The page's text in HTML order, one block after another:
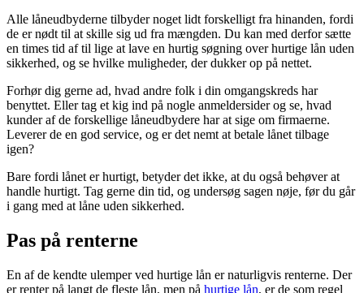
Alle låneudbyderne tilbyder noget lidt forskelligt fra hinanden, fordi
de er nødt til at skille sig ud fra mængden. Du kan med derfor sætte
en times tid af til lige at lave en hurtig søgning over hurtige lån uden
sikkerhed, og se hvilke muligheder, der dukker op på nettet.
Forhør dig gerne ad, hvad andre folk i din omgangskreds har
benyttet. Eller tag et kig ind på nogle anmeldersider og se, hvad
kunder af de forskellige låneudbydere har at sige om firmaerne.
Leverer de en god service, og er det nemt at betale lånet tilbage
igen?
Bare fordi lånet er hurtigt, betyder det ikke, at du også behøver at
handle hurtigt. Tag gerne din tid, og undersøg sagen nøje, før du går
i gang med at låne uden sikkerhed.
Pas på renterne
En af de kendte ulemper ved hurtige lån er naturligvis renterne. Der
er renter på langt de fleste lån, men på hurtige lån, er de som regel